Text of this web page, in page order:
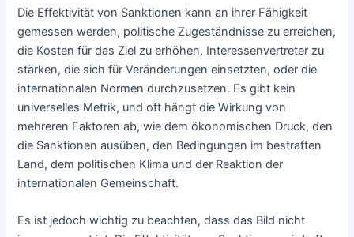
Die Effektivität von Sanktionen kann an ihrer Fähigkeit
gemessen werden, politische Zugeständnisse zu erreichen,
die Kosten für das Ziel zu erhöhen, Interessenvertreter zu
stärken, die sich für Veränderungen einsetzten, oder die
internationalen Normen durchzusetzen. Es gibt kein
universelles Metrik, und oft hängt die Wirkung von
mehreren Faktoren ab, wie dem ökonomischen Druck, den
die Sanktionen ausüben, den Bedingungen im bestraften
Land, dem politischen Klima und der Reaktion der
internationalen Gemeinschaft.
Es ist jedoch wichtig zu beachten, dass das Bild nicht